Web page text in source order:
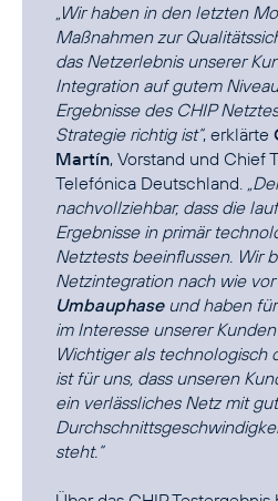
„Wir haben in den letzten
Maßnahmen zur
das Netzerlebnis unserer
Integration auf gutem
Ergebnisse des CHIP
Strategie richtig ist“, erklärte
Martín, Vorstand und Chief
Telefónica Deutschland.
nachvollziehbar, dass die
Ergebnisse in primär
Netztests beeinflussen. Wir
Netzintegration nach wie
Umbauphaseund haben
im Interesse unserer
Wichtiger als technologisch
ist für uns, dass unseren
ein verlässliches Netz mit
steht.“